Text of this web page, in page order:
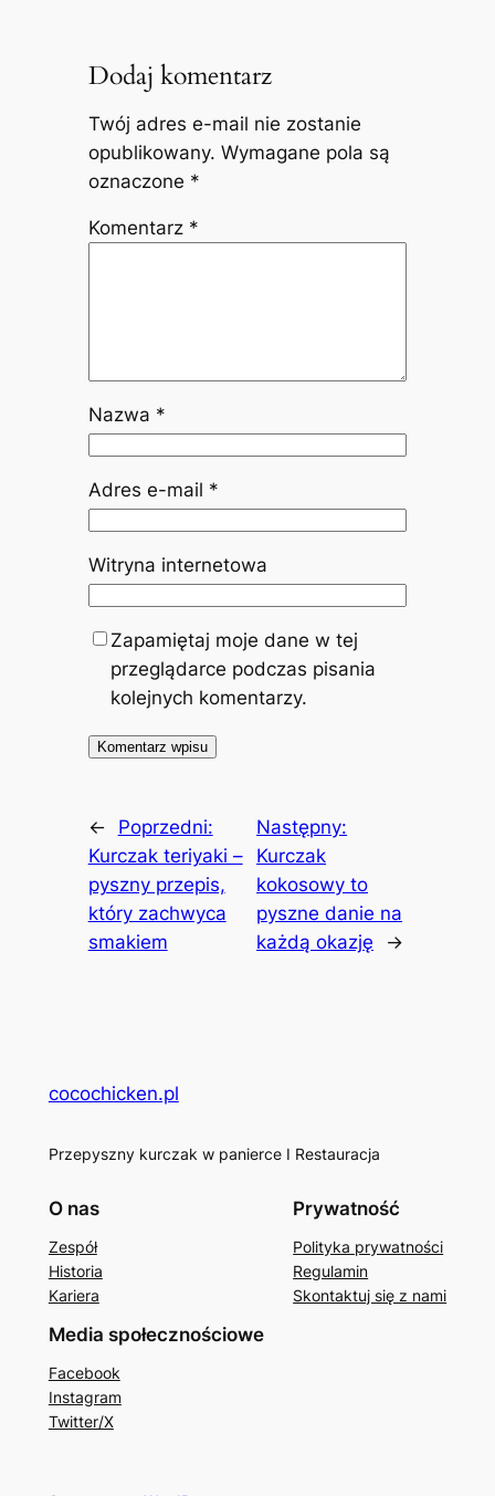
Dodaj komentarz
Twój adres e-mail nie zostanie
opublikowany. Wymagane pola są
oznaczone *
Komentarz *
Nazwa *
Adres e-mail *
Witryna internetowa
Zapamiętaj moje dane w tej
przeglądarce podczas pisania
kolejnych komentarzy.
←
Poprzedni:
Kurczak teriyaki –
pyszny przepis,
który zachwyca
smakiem
Następny:
Kurczak
kokosowy to
pyszne danie na
każdą okazję
→
cocochicken.pl
Przepyszny kurczak w panierce I Restauracja
O nas
Zespół
Historia
Kariera
Prywatność
Polityka prywatności
Regulamin
Skontaktuj się z nami
Media społecznościowe
Facebook
Instagram
Twitter/X